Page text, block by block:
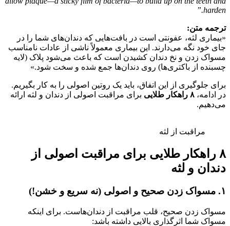
harden.”
ترجمه متن:
«بیماری لثه، عفونتی است در بافت‌هایی که دندان‌های شما را در
جای خود نگه می‌دارند. این بیماری معمولاً ناشی از عادات نامناسب
مسواک زدن و نخ دندان کشیدن است که باعث می‌شود پلاک (لایه
چسبنده از باکتری‌ها) روی دندان‌ها جمع شده و سخت شود.»
برای جلوگیری از این اتفاق، باید یک روتین اصولی را به کار بگیریم.
در ادامه، ۸ راهکار طلایی برای مراقبت اصولی از دندان و لثه ارائه
می‌دهیم.
مراقبت از لثه
۸ راهکار طلایی برای مراقبت اصولی از
دندان و لثه
۱. مسواک زدن صحیح و اصولی (نه سریع و خشن!)
مسواک زدن صحیح، قلب مراقبت از دندان‌هاست. برای اینکه
مسواک شما اثرگذاری بالایی داشته باشد: